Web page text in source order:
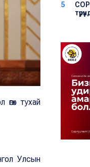
тухай
Улсын
5